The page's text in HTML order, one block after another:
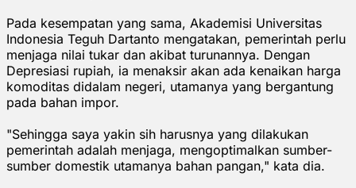
Pada kesempatan yang sama, Akademisi Universitas
Indonesia Teguh Dartanto mengatakan, pemerintah perlu
menjaga nilai tukar dan akibat turunannya. Dengan
Depresiasi rupiah, ia menaksir akan ada kenaikan harga
komoditas didalam negeri, utamanya yang bergantung
pada bahan impor.
"Sehingga saya yakin sih harusnya yang dilakukan
pemerintah adalah menjaga, mengoptimalkan sumber-
sumber domestik utamanya bahan pangan," kata dia.